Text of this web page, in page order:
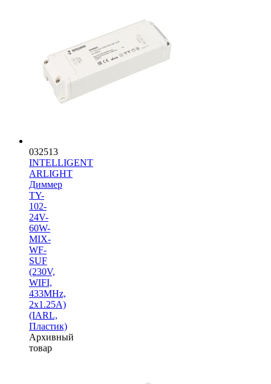
032513
INTELLIGENT
ARLIGHT
Диммер
TY-
102-
24V-
60W-
MIX-
WF-
SUF
(230V,
WIFI,
433MHz,
2x1.25A)
(IARL,
Пластик)
Архивный
товар